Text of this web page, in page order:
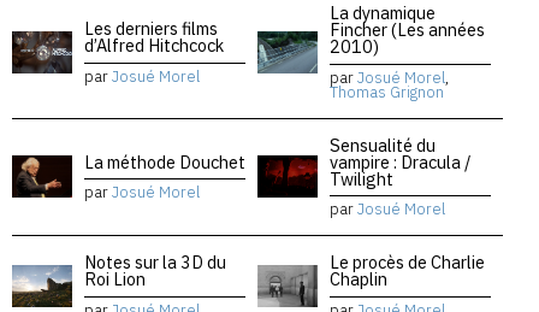
Les derniers films
d’Alfred Hitchcock
parJosué Morel
La dynamique
Fincher (Les années
2010)
parJosué Morel,
Thomas Grignon
La méthode Douchet
parJosué Morel
Sensualité du
vampire : Dracula /
Twilight
parJosué Morel
Notes sur la 3D du
Roi Lion
Le procès de Charlie
Chaplin